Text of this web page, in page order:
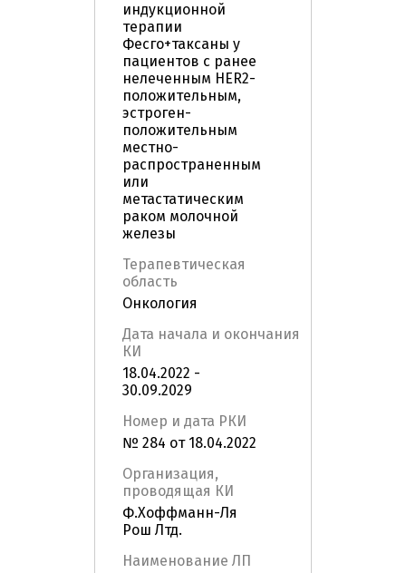
индукционной
терапии
Фесго+таксаны у
пациентов с ранее
нелеченным HER2-
положительным,
эстроген-
положительным
местно-
распространенным
или
метастатическим
раком молочной
железы
Терапевтическая
область
Онкология
Дата начала и окончания
КИ
18.04.2022 -
30.09.2029
Номер и дата РКИ
№ 284 от 18.04.2022
Организация,
проводящая КИ
Ф.Хоффманн-Ля
Рош Лтд.
Наименование ЛП